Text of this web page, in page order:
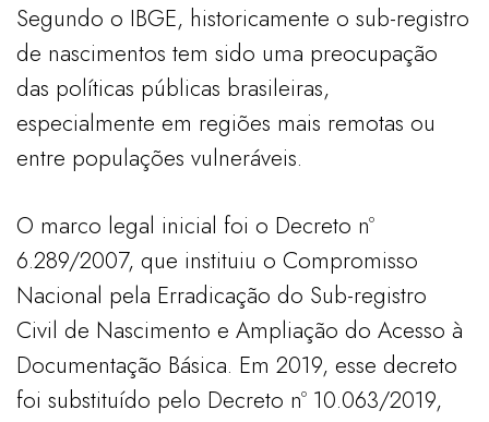
Segundo o IBGE, historicamente o sub-registro
de nascimentos tem sido uma preocupação
das políticas públicas brasileiras,
especialmente em regiões mais remotas ou
entre populações vulneráveis.
O marco legal inicial foi o Decreto nº
6.289/2007, que instituiu o Compromisso
Nacional pela Erradicação do Sub-registro
Civil de Nascimento e Ampliação do Acesso à
Documentação Básica. Em 2019, esse decreto
foi substituído pelo Decreto nº 10.063/2019,